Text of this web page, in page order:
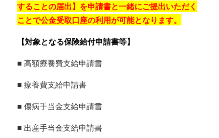
することの届出】を申請書と一緒にご提出いただく
ことで公金受取口座の利用が可能となります。
【対象となる保険給付申請書等】
■ 高額療養費支給申請書
■ 療養費支給申請書
■ 傷病手当金支給申請書
■ 出産手当金支給申請書